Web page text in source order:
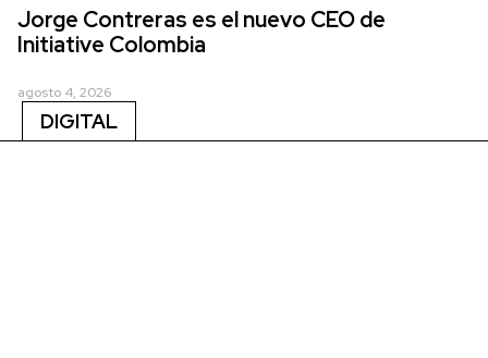
Jorge Contreras es el nuevo CEO de
Initiative Colombia
agosto 4, 2026
DIGITAL